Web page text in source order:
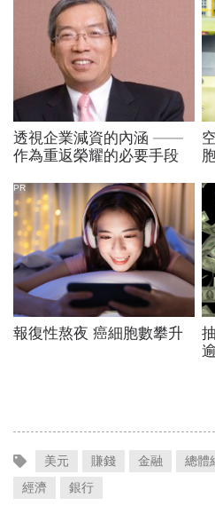
透視企業減資的內涵 ——
作為重返榮耀的必要手段
報復性熬夜 癌細胞數攀升
PR
美元 賺錢 金融 總體
經濟
銀行